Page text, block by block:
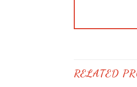
RELATED